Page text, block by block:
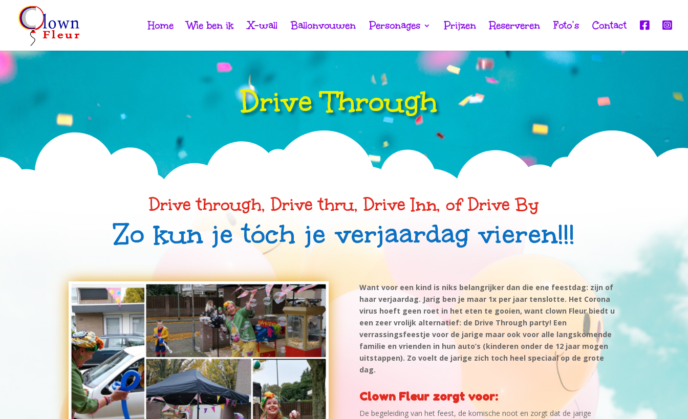
Home Wie ben ik X-wall Ballonvouwen Personages Prijzen Reserveren Foto’s Contact
Drive Through
Drive through, Drive thru, Drive Inn, of Drive By
Zo kun je tóch je verjaardag vieren!!!
Want voor een kind is niks belangrijker dan die ene feestdag: zijn of
haar verjaardag. Jarig ben je maar 1x per jaar tenslotte. Het Corona
virus hoeft geen roet in het eten te gooien, want clown Fleur biedt u
een zeer vrolijk alternatief: de Drive Through party! Een
verrassingsfeestje voor de jarige maar ook voor alle langskomende
familie en vrienden in hun auto’s (kinderen onder de 12 jaar mogen
uitstappen). Zo voelt de jarige zich toch heel speciaal op de grote
dag.
Clown Fleur zorgt voor:
De begeleiding van het feest, de komische noot en zorgt dat de jarige